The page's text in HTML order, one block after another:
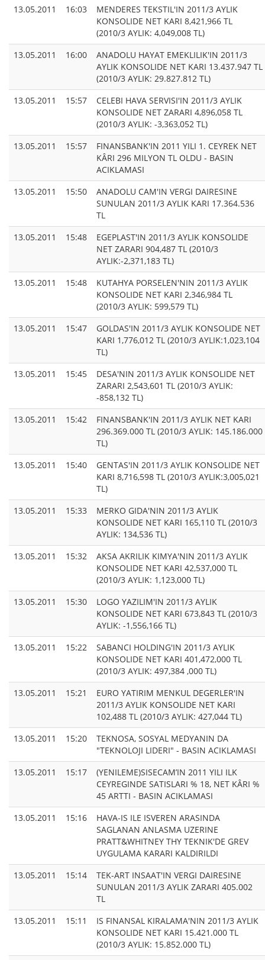
13.05.2011 16:03
MENDERES TEKSTIL'IN 2011/3 AYLIK
KONSOLIDE NET KARI 8,421,966 TL
(2010/3 AYLIK: 4,049,008 TL)
13.05.2011
16:00
ANADOLU HAYAT EMEKLILIK'IN 2011/3
AYLIK KONSOLIDE NET KARI 13.437.947 TL
(2010/3 AYLIK: 29.827.812 TL)
13.05.2011
15:57
CELEBI HAVA SERVISI'IN 2011/3 AYLIK
KONSOLIDE NET ZARARI 4,896,058 TL
(2010/3 AYLIK: -3,363,052 TL)
13.05.2011
15:57
FINANSBANK'IN 2011 YILI 1. CEYREK NET
KÂRI 296 MILYON TL OLDU - BASIN
ACIKLAMASI
13.05.2011
15:50
ANADOLU CAM'IN VERGI DAIRESINE
SUNULAN 2011/3 AYLIK KARI 17.364.536
TL
13.05.2011
15:48
EGEPLAST'IN 2011/3 AYLIK KONSOLIDE
NET ZARARI 904,487 TL (2010/3
AYLIK:-2,371,183 TL)
13.05.2011
15:48
KUTAHYA PORSELEN'NIN 2011/3 AYLIK
KONSOLIDE NET KARI 2,346,984 TL
(2010/3 AYLIK: 599,579 TL)
13.05.2011
15:47
GOLDAS'IN 2011/3 AYLIK KONSOLIDE NET
KARI 1,776,012 TL (2010/3 AYLIK:1,023,104
TL)
13.05.2011
15:45
DESA'NIN 2011/3 AYLIK KONSOLIDE NET
ZARARI 2,543,601 TL (2010/3 AYLIK:
-858,132 TL)
13.05.2011
15:42
FINANSBANK'IN 2011/3 AYLIK NET KARI
296.369.000 TL (2010/3 AYLIK: 145.186.000
TL)
13.05.2011
15:40
GENTAS'IN 2011/3 AYLIK KONSOLIDE NET
KARI 8,716,598 TL (2010/3 AYLIK:3,005,021
TL)
13.05.2011
15:33
MERKO GIDA'NIN 2011/3 AYLIK
KONSOLIDE NET KARI 165,110 TL (2010/3
AYLIK: 134,536 TL)
13.05.2011
15:32
AKSA AKRILIK KIMYA'NIN 2011/3 AYLIK
KONSOLIDE NET KARI 42,537,000 TL
(2010/3 AYLIK: 1,123,000 TL)
13.05.2011
15:30
LOGO YAZILIM'IN 2011/3 AYLIK
KONSOLIDE NET KARI 673,843 TL (2010/3
AYLIK: -1,556,166 TL)
13.05.2011
15:22
SABANCI HOLDING'IN 2011/3 AYLIK
KONSOLIDE NET KARI 401,472,000 TL
(2010/3 AYLIK: 497,384 ,000 TL)
13.05.2011
15:21
EURO YATIRIM MENKUL DEGERLER'IN
2011/3 AYLIK KONSOLIDE NET KARI
102,488 TL (2010/3 AYLIK: 427,044 TL)
13.05.2011
15:20
TEKNOSA, SOSYAL MEDYANIN DA
"TEKNOLOJI LIDERI" - BASIN ACIKLAMASI
13.05.2011
15:17
(YENILEME)SISECAM’IN 2011 YILI ILK
CEYREGINDE SATISLARI % 18, NET KÂRI %
45 ARTTI - BASIN ACIKLAMASI
13.05.2011
15:16
HAVA-IS ILE ISVEREN ARASINDA
SAGLANAN ANLASMA UZERINE
PRATT&WHITNEY THY TEKNIK'DE GREV
UYGULAMA KARARI KALDIRILDI
13.05.2011
15:14
TEK-ART INSAAT'IN VERGI DAIRESINE
SUNULAN 2011/3 AYLIK ZARARI 405.002
TL
13.05.2011
15:11
IS FINANSAL KIRALAMA'NIN 2011/3 AYLIK
KONSOLIDE NET KARI 15.421.000 TL
(2010/3 AYLIK: 15.852.000 TL)